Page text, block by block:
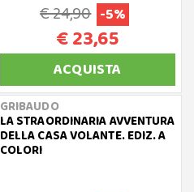
€ 24,90 -5%
€ 23,65
ACQUISTA
GRIBAUDO
LA STRAORDINARIA AVVENTURA
DELLA CASA VOLANTE. EDIZ. A
COLORI